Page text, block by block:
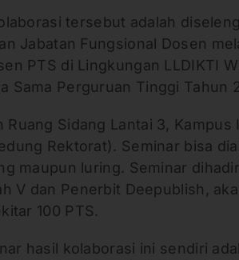
tersebut adalah
Jabatan Fungsional Dosen
PTS di Lingkungan LLDIKTI
Sama Perguruan Tinggi Tahun
Sidang Lantai 3, Kampus
Rektorat). Seminar bisa
maupun luring. Seminar
V dan Penerbit Deepublish,
100 PTS.
hasil kolaborasi ini sendiri